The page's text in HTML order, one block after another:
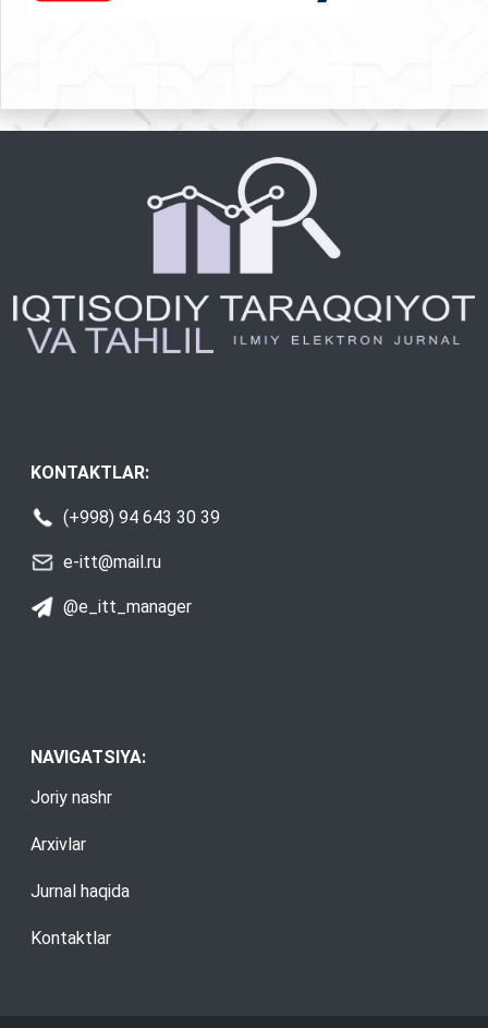
KONTAKTLAR:
(+998) 94 643 30 39
e-itt@mail.ru
@e_itt_manager
NAVIGATSIYA:
Joriy nashr
Arxivlar
Jurnal haqida
Kontaktlar